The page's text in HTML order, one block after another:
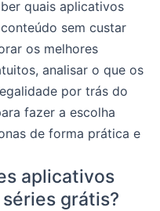
quais aplicativos
sem custar
os melhores
analisar o que os
por trás do
fazer a escolha
de forma prática e
aplicativos
grátis?